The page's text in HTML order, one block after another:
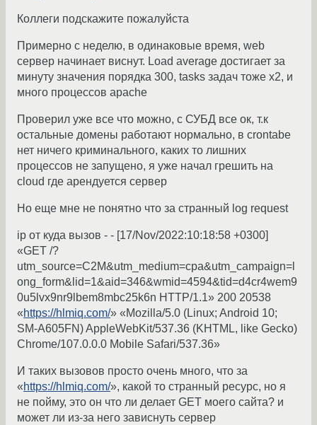
Коллеги подскажите пожалуйста
Примерно с неделю, в одинаковые время, web
сервер начинает виснут. Load average достигает за
минуту значения порядка 300, tasks задач тоже х2, и
много процессов apache
Проверил уже все что можно, с СУБД все ок, т.к
остальные домены работают нормально, в crontabe
нет ничего криминального, каких то лишних
процессов не запущено, я уже начал грешить на
cloud где арендуется сервер
Но еще мне не понятно что за странный log request
ip от куда вызов - - [17/Nov/2022:10:18:58 +0300]
«GET /?
utm_source=C2M&utm_medium=cpa&utm_campaign=l
ong_form&lid=1&aid=346&wmid=4594&tid=d4cr4wem9
0u5lvx9nr9lbem8mbc25k6n HTTP/1.1» 200 20538
«https://hlmiq.com/» «Mozilla/5.0 (Linux; Android 10;
SM-A605FN) AppleWebKit/537.36 (KHTML, like Gecko)
Chrome/107.0.0.0 Mobile Safari/537.36»
И таких вызовов просто очень много, что за
«https://hlmiq.com/», какой то странный ресурс, но я
не пойму, это он что ли делает GET моего сайта? и
может ли из-за него зависнуть сервер